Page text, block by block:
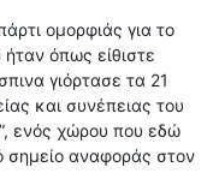
ομορφιάς για το
ήταν όπως είθιστε
γιόρτασε τα 21
και συνέπειας του
ενός χώρου που εδώ
σημείο αναφοράς στον